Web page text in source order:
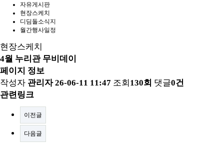
자유게시판
현장스케치
디딤돌소식지
월간행사일정
현장스케치
4월 누리관 무비데이
페이지 정보
작성자 관리자 26-06-11 11:47 조회 130회 댓글0건
관련링크
이전글
다음글